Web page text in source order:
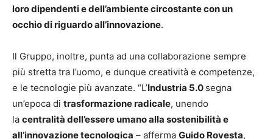
loro dipendenti e dell’ambiente circostante con un
occhio di riguardo all’innovazione.
Il Gruppo, inoltre, punta ad una collaborazione sempre
più stretta tra l’uomo, e dunque creatività e competenze,
e le tecnologie più avanzate. “L’Industria 5.0 segna
un’epoca di trasformazione radicale, unendo
la centralità dell’essere umano alla sostenibilità e
all’innovazione tecnologica – afferma Guido Rovesta,